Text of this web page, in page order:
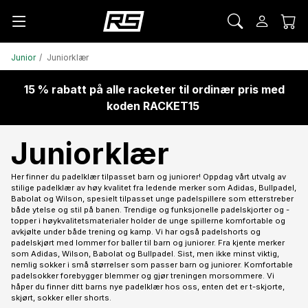
Junior Juniorklær
15 % rabatt på alle racketer til ordinær pris med
koden RACKET15
Juniorklær
Her finner du padelklær tilpasset barn og juniorer! Oppdag vårt utvalg av
stilige padelklær av høy kvalitet fra ledende merker som Adidas, Bullpadel,
Babolat og Wilson, spesielt tilpasset unge padelspillere som etterstreber
både ytelse og stil på banen. Trendige og funksjonelle padelskjorter og -
topper i høykvalitetsmaterialer holder de unge spillerne komfortable og
avkjølte under både trening og kamp. Vi har også padelshorts og
padelskjørt med lommer for baller til barn og juniorer. Fra kjente merker
som Adidas, Wilson, Babolat og Bullpadel. Sist, men ikke minst viktig,
nemlig sokker i små størrelser som passer barn og juniorer. Komfortable
padelsokker forebygger blemmer og gjør treningen morsommere. Vi
håper du finner ditt barns nye padelklær hos oss, enten det er t-skjorte,
skjørt, sokker eller shorts.